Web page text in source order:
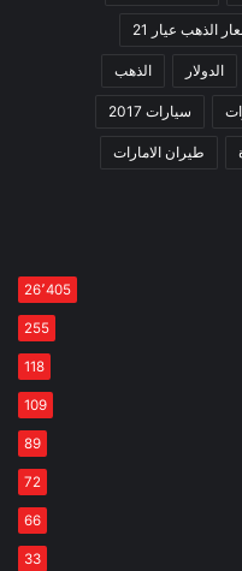
الذهب عيار 21
الدولار الذهب
سيارات 2017
طيران الامارات
26٬405
255
118
109
89
72
66
33